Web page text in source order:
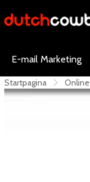
E-mail Marketing
Startpagina Online